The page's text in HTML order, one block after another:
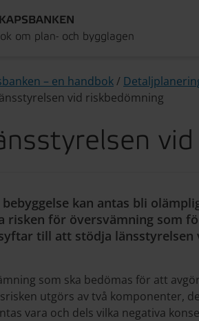
om plan- och bygglagen
– en handbok/
vid riskbedömning
kan antas bli
risken för översvämning som
till att stödja länsstyrelsen
som ska bedömas för att
utgörs av två komponenter,
vara och dels vilka negativa